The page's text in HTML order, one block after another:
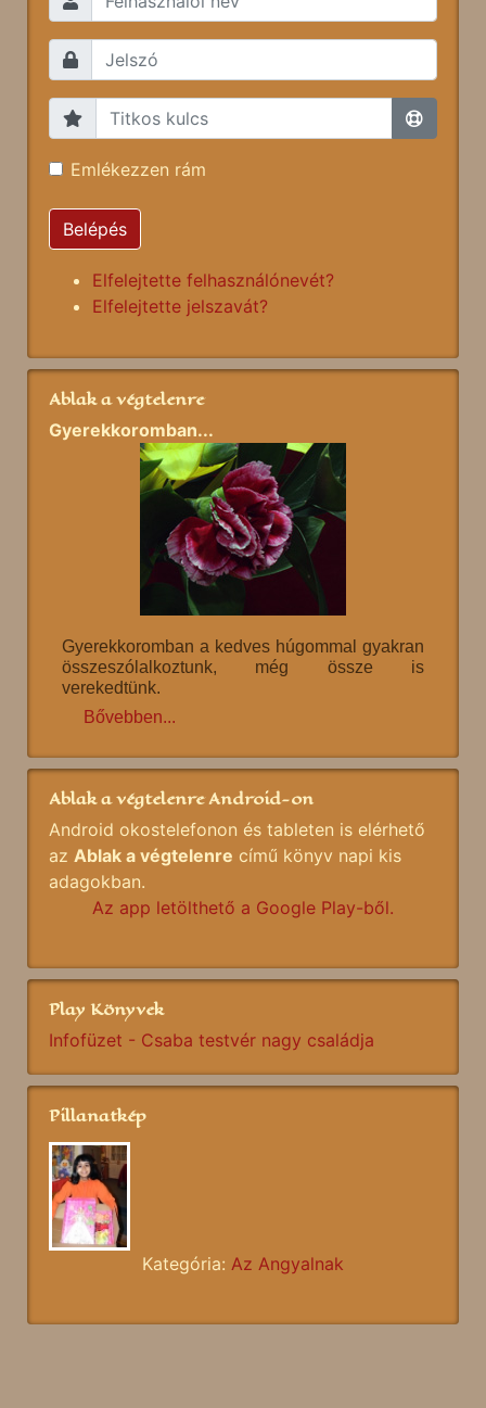
Emlékezzen rám
Belépés
Elfelejtette felhasználónevét?
Elfelejtette jelszavát?
Ablak a végtelenre
Gyerekkoromban...
Gyerekkoromban a kedves húgommal gyakran
összeszólalkoztunk, még össze is
verekedtünk.
Bővebben...
Ablak a végtelenre Android-on
Android okostelefonon és tableten is elérhető
az Ablak a végtelenre című könyv napi kis
adagokban.
Az app letölthető a Google Play-ből.
Play Könyvek
Infofüzet - Csaba testvér nagy családja
Pillanatkép
Kategória: Az Angyalnak